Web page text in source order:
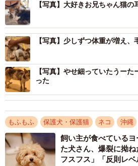
保護当時はこんなに痩せていました
【写真】大好きお兄ちゃん猫
【写真】少しずつ体重が増え、
【写真】やせ細っていたうー
った
もふもふ 保護犬・保護猫 ネコ 沖縄
飼い主が食べている
た犬さん、爆裂に拗
フスフス」「反則レベ